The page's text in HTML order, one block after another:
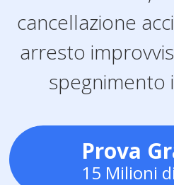
cancellazione
arresto
spegnimento
Prova
15 Milioni